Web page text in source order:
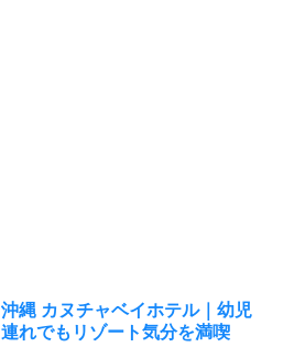
沖縄 カヌチャベイホテル｜幼児
連れでもリゾート気分を満喫